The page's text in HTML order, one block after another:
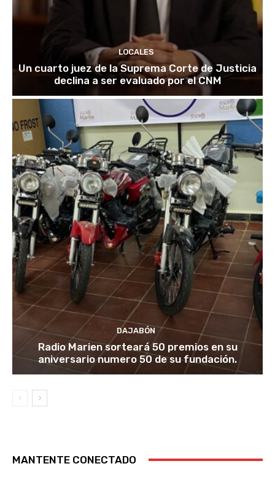
LOCALES
Un cuarto juez de la Suprema Corte de Justicia
declina a ser evaluado por el CNM
DAJABÓN
Radio Marien sorteará 50 premios en su
aniversario numero 50 de su fundación.
MANTENTE CONECTADO